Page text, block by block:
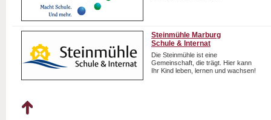
Steinmühle Marburg
Schule & Internat
Die Steinmühle ist eine
Gemeinschaft, die trägt. Hier kann
Ihr Kind leben, lernen und wachsen!